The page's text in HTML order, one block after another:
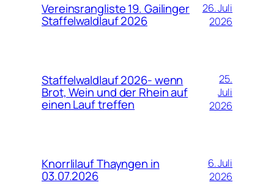
Vereinsrangliste 19. Gailinger
Staffelwaldlauf 2026
26. Juli
2026
Staffelwaldlauf 2026- wenn
Brot, Wein und der Rhein auf
einen Lauf treffen
25.
Juli
2026
Knorrlilauf Thayngen in
03.07.2026
6. Juli
2026